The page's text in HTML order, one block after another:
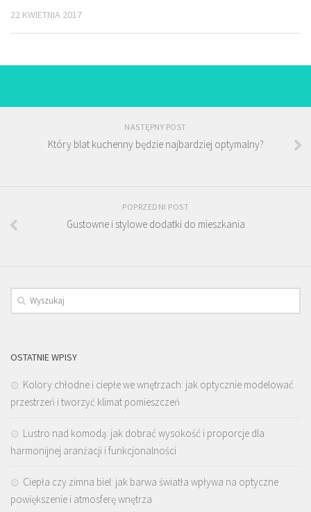
22 KWIETNIA 2017
NASTĘPNY POST
Który blat kuchenny będzie najbardziej optymalny?
POPRZEDNI POST
Gustowne i stylowe dodatki do mieszkania
OSTATNIE WPISY
Kolory chłodne i ciepłe we wnętrzach: jak optycznie modelować
przestrzeń i tworzyć klimat pomieszczeń
Lustro nad komodą: jak dobrać wysokość i proporcje dla
harmonijnej aranżacji i funkcjonalności
Ciepła czy zimna biel: jak barwa światła wpływa na optyczne
powiększenie i atmosferę wnętrza